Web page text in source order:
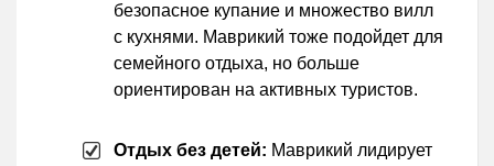
безопасное купание и множество вилл
с кухнями. Маврикий тоже подойдет для
семейного отдыха, но больше
ориентирован на активных туристов.
Отдых без детей: Маврикий лидирует